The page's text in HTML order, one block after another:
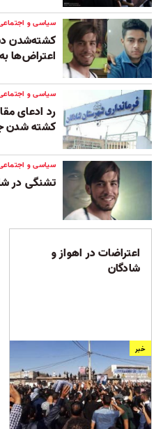
سیاسی و
کشته‌شدن
اعتراض‌ها
سیاسی و
رد ادعای
کشته شدن
سیاسی و
تشنگی در
خبر
اعتراضات در اهواز و
شادگان